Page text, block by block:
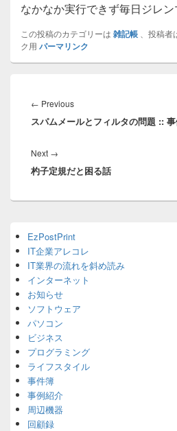
なかなか実行できず毎日ジレン
この投稿のカテゴリーは 雑記帳 、投稿者
ク用 パーマリンク
稿
ナ
ゲ
ー
シ
← PreviousPrevious
post:
スパムメールとフィルタの問題 ::
Next →
post:
杓子定規だと困る話
Sidebar
Widget
Area
EzPostPrint
IT企業アレコレ
IT業界の流れを斜め読み
インターネット
お知らせ
ソフトウェア
パソコン
ビジネス
プログラミング
ライフスタイル
事件簿
事例紹介
周辺機器
回顧録